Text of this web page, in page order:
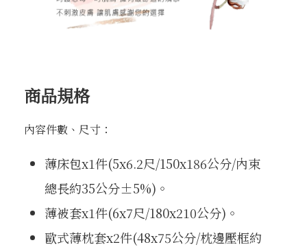
商品規格
內容件數、尺寸：
薄床包x1件(5x6.2尺/150x186公分/內束
總長約35公分±5%)。
薄被套x1件(6x7尺/180x210公分)。
歐式薄枕套x2件(48x75公分/枕邊壓框約